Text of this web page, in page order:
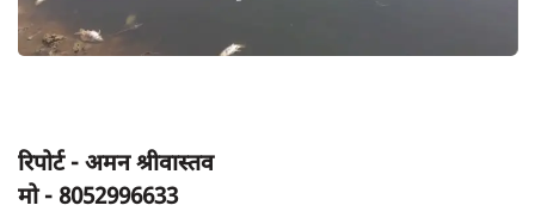
अपराध
स्वास्थ्य
साक्षात्कार
रिपोर्ट - अमन श्रीवास्तव
मो - 8052996633